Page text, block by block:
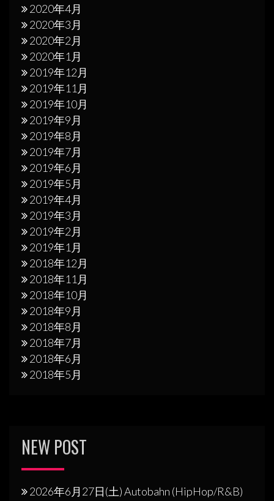
2020年4月
2020年3月
2020年2月
2020年1月
2019年12月
2019年11月
2019年10月
2019年9月
2019年8月
2019年7月
2019年6月
2019年5月
2019年4月
2019年3月
2019年2月
2019年1月
2018年12月
2018年11月
2018年10月
2018年9月
2018年8月
2018年7月
2018年6月
2018年5月
NEW POST
2026年6月27日(土) Autobahn (HipHop/R&B)